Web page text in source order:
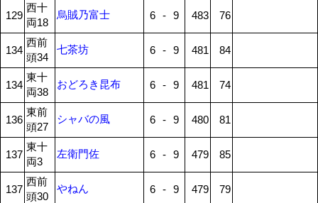
129
西十
両18
烏賊乃富士 6 - 9 483 76
134
西前
頭34
七茶坊 6 - 9 481 84
134
東十
両38
おどろき昆布 6 - 9 481 74
136
東前
頭27
シャバの風 6 - 9 480 81
137
東十
両3
左衛門佐 6 - 9 479 85
137
西前
頭30
やねん 6 - 9 479 79